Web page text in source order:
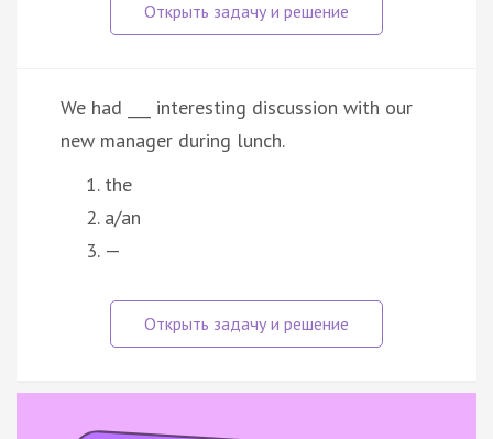
We had ___ interesting discussion with our
new manager during lunch.
the
a/an
—